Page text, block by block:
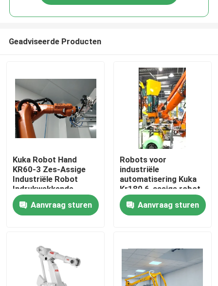
Thuis
Producten
VR-show
Geadviseerde Producten
Kuka Robot Hand
KR60-3 Zes-Assige
Industriële Robot
Indrukwekkende
Snelheid
Aanvraag sturen
Robots voor
industriële
automatisering Kuka
Kr180 6-assige robot
Aanvraag sturen